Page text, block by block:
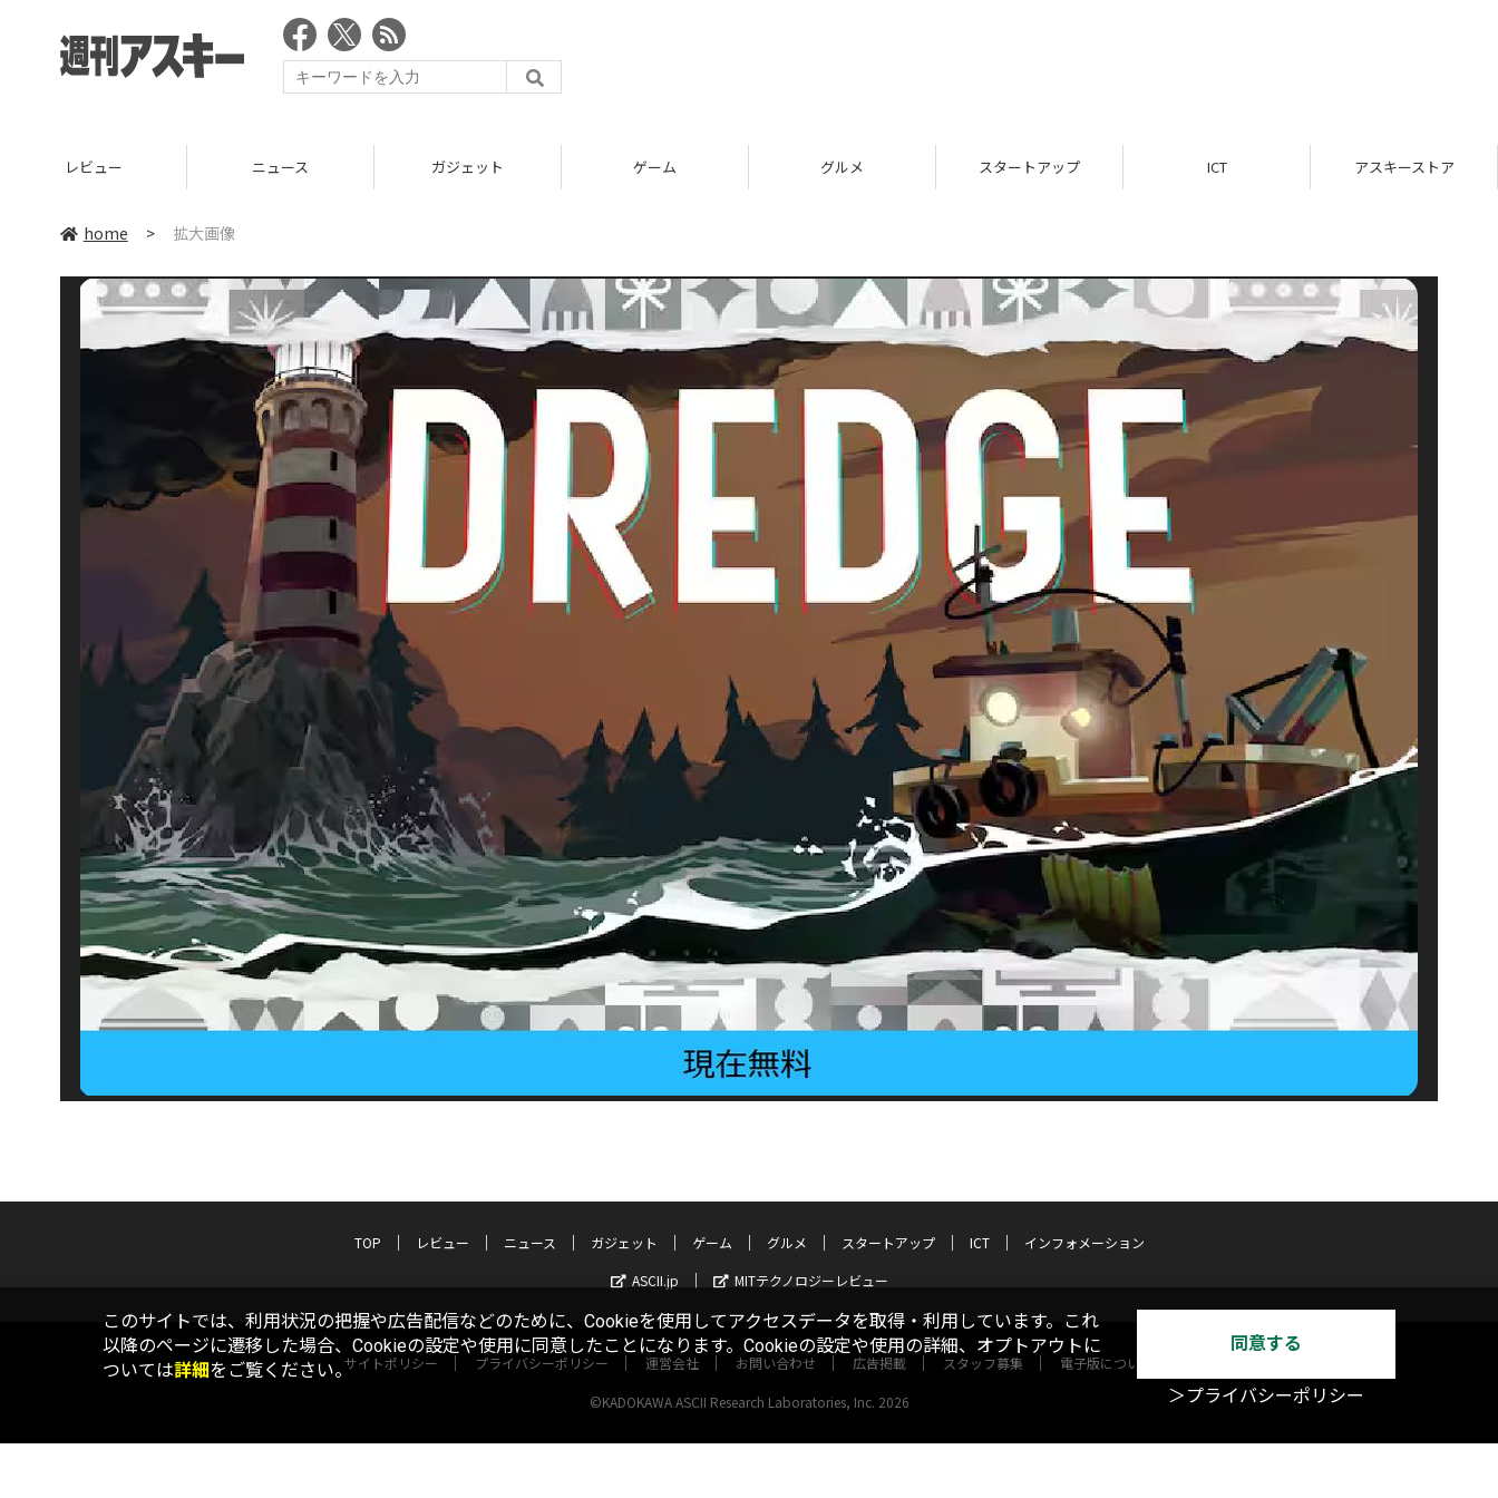
レビュー ニュース ガジェット ゲーム グルメ スタートアップ ICT アスキーストア
home > 拡大画像
TOP レビュー ニュース ガジェット ゲーム グルメ スタートアップ ICT
インフォメーション
ASCII.jp
MITテクノロジーレビュー
サイトポリシー プライバシーポリシー 運営会社 お問い合わせ 広告掲載 スタッフ募集 電子版について
©KADOKAWA ASCII Research Laboratories, Inc. 2026
このサイトでは、利用状況の把握や広告配信などのために、Cookieを使用してアクセスデータを取得・利用しています。これ
以降のページに遷移した場合、Cookieの設定や使用に同意したことになります。Cookieの設定や使用の詳細、オプトアウトに
ついては詳細をご覧ください。
同意する
＞プライバシーポリシー